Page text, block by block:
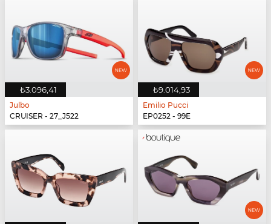
₺3.096,41
Julbo
CRUISER - 27_J522
₺9.014,93
Emilio Pucci
EP0252 - 99E